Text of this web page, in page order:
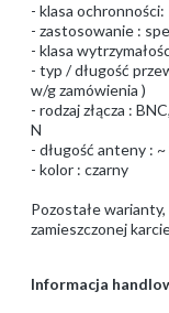
- klasa ochronności:
- zastosowanie :
- klasa
- typ / długość
w/g zamówienia )
- rodzaj złącza :
N
- długość anteny : ~
- kolor : czarny
Pozostałe
zamieszczonej
Informacja